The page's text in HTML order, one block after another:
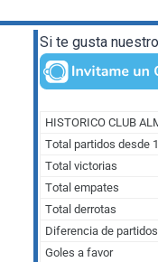
Si te gusta